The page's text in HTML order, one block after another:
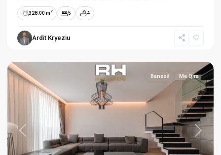
328.00 m 2 5 4
Ardit Kryeziu
Lakrishtë
Previous Next
Banesë Me Qira